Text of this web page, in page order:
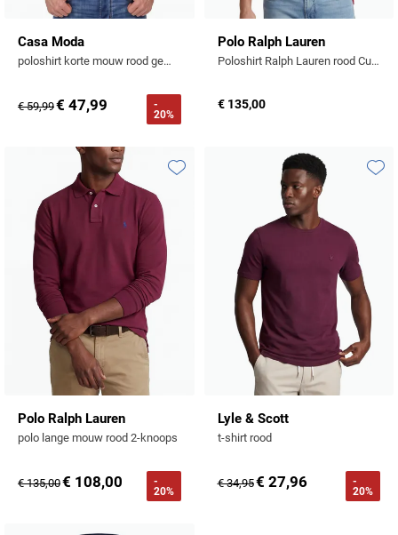
Casa Moda
poloshirt korte mouw rood gemeleerd katoen
€ 59,99€ 47,99
-
20%
Polo Ralph Lauren
Poloshirt Ralph Lauren rood Custom Sim Fit
€ 135,00
Polo Ralph Lauren
polo lange mouw rood 2-knoops
€ 135,00€ 108,00
-
20%
Toevoegen aan favorieten
Lyle & Scott
t-shirt rood
€ 34,95€ 27,96
-
20%